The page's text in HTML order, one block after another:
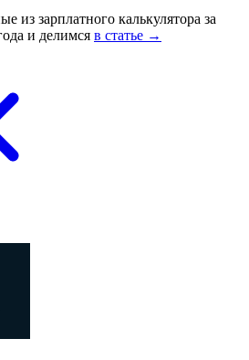
из зарплатного калькулятора за
и делимся в статье →